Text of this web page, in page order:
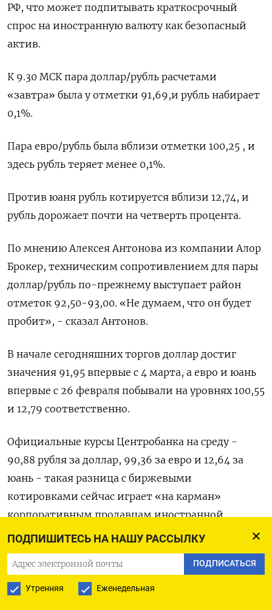
ПОДПИШИТЕСЬ НА НАШУ РАССЫЛКУ
ПОДПИСАТЬСЯ
Утренняя Еженедельная
РФ, что может подпитывать краткосрочный
спрос на иностранную валюту как безопасный
актив.
К 9.30 МСК пара доллар/рубль расчетами
«завтра» была у отметки 91,69,и рубль набирает
0,1%.
Пара евро/рубль была вблизи отметки 100,25 , и
здесь рубль теряет менее 0,1%.
Против юаня рубль котируется вблизи 12,74, и
рубль дорожает почти на четверть процента.
По мнению Алексея Антонова из компании Алор
Брокер, техническим сопротивлением для пары
доллар/рубль по-прежнему выступает район
отметок 92,50-93,00. «Не думаем, что он будет
пробит», - сказал Антонов.
В начале сегодняшних торгов доллар достиг
значения 91,95 впервые с 4 марта, а евро и юань
впервые с 26 февраля побывали на уровнях 100,55
и 12,79 соответственно.
Официальные курсы Центробанка на среду -
90,88 рубля за доллар, 99,36 за евро и 12,64 за
юань - такая разница с биржевыми
котировками сейчас играет «на карман»
корпоративным продавцам иностранной
валюты.
По итогам вторника российская валюта
существенно подешевела. В паре с долларом